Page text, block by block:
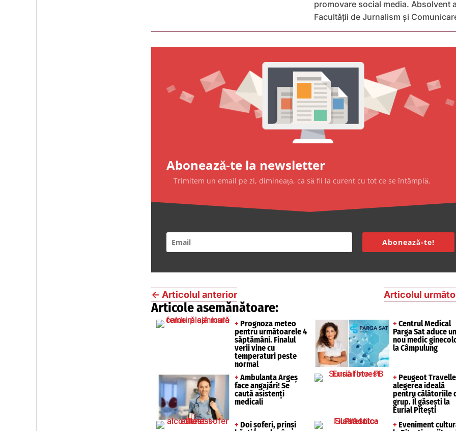
promovare social media. Absolvent
Facultății de Jurnalism și
Abonează-te la newsletter
Trimitem un email pe zi, dimineața, ca să fii la curent cu tot ce se întâmplă.
Abonează-te!
← Articolul anterior Articolul
Articole asemănătoare:
+ Prognoza meteo
pentru următoarele 4
săptămâni. Finalul
verii vine cu
temperaturi peste
normal
+ Centrul Medical
Parga Sat aduce un
nou medic
la Câmpulung
+ Ambulanța Argeș
face angajări! Se
caută asistenți
medicali
+ Peugeot
alegerea ideală
pentru călătoriile
grup. Îl găsești la
Eurial Pitești
+ Doi șoferi, prinși
+ Eveniment